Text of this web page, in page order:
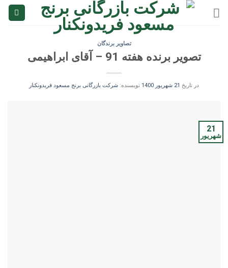
تصاویر برندگان
تصویر برنده هفته 91 – آقای ابراهیمی
در تاریخ 21 شهریور 1400 نویسنده: شرکت بازرگانی برنج مسعود فریدونکنار
21
شهریور